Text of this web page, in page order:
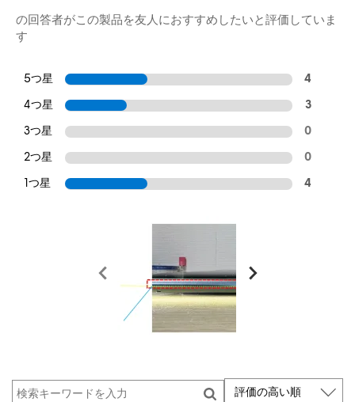
の回答者がこの製品を友人におすすめしたいと評価していま
す
5つ星 4
4つ星 3
3つ星 0
2つ星 0
1つ星 4